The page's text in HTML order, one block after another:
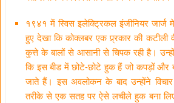
१९४१ में स्विस इलेक्ट्रिकल इंजीनियर
हुए देखा कि कोक्लबर एक प्र्रकार की
कुत्ते के बालों से आसानी से चिपक रही है।
कि इस बीड में छोटे-छोटे हुक हैं जो कपड़ों
जाते हैं। इस अवलोकन के बाद उन्होंने
तरीके से एक सतह पर ऐसे लचीले हुक बना